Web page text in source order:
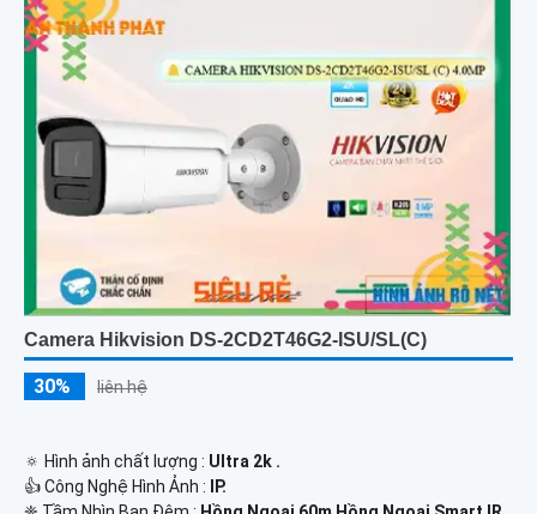
Camera Hikvision DS-2CD2T46G2-ISU/SL(C)
30% liên hệ
🔅 Hình ảnh chất lượng : Ultra 2k .
👍 Công Nghệ Hình Ảnh :
IP.